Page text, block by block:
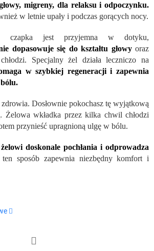
migreny, dla relaksu i odpoczynku.
w letnie upały i podczas gorących nocy.
czapka jest przyjemna w dotyku,
dopasowuje się do kształtu głowyoraz
Specjalny żel działa leczniczo na
w szybkiej regeneracji i zapewnia
Dosłownie pokochasz tę wyjątkową
Żelowa wkładka przez kilka chwil chłodzi
przynieść upragnioną ulgę w bólu.
doskonale pochłania i odprowadza
sposób zapewnia niezbędny komfort i